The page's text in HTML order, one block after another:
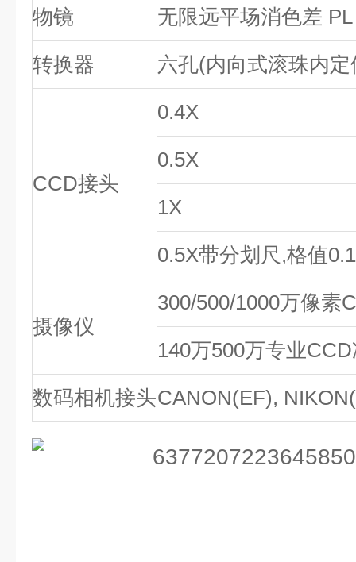
物镜
无限远平场消色差
转换器
六孔(内向式滚珠内定
CCD接头
0.4X
0.5X
1X
0.5X带分划尺,格值
摄像仪
300/500/1000万像素
140万500万专业
数码相机接头CANON(EF),